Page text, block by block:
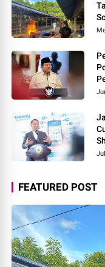
FEATURED POST